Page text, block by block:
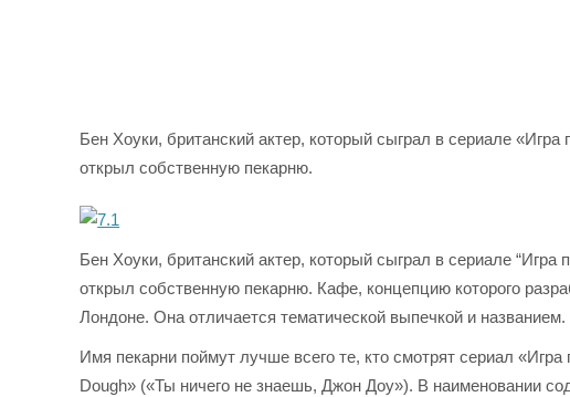
Бен Хоуки, британский актер, который сыграл в сериале
открыл собственную пекарню.
Бен Хоуки, британский актер, который сыграл в сериале “Игра
открыл собственную пекарню. Кафе, концепцию которого
Лондоне. Она отличается тематической выпечкой и названием.
Имя пекарни поймут лучше всего те, кто смотрят сериал
Dough» («Ты ничего не знаешь, Джон Доу»). В наименовании